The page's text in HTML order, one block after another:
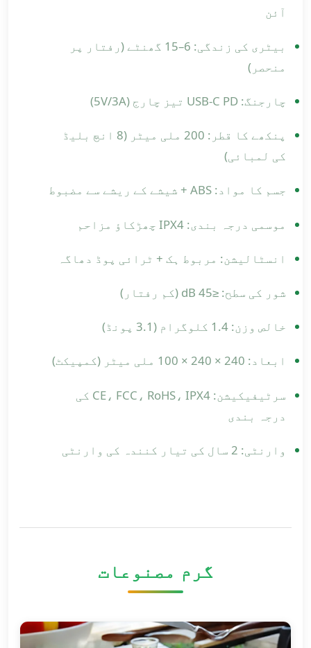
آئن
بیٹری کی زندگی: 6–15 گھنٹے (رفتار پر
منحصر)
چارجنگ: USB-C PD تیز چارج (5V/3A)
پنکھے کا قطر: 200 ملی میٹر (8 انچ بلیڈ
کی لمبائی)
جسم کا مواد: ABS + شیشے کے ریشے سے مضبوط
موسمی درجہ بندی: IPX4 چھڑکاؤ مزاحم
انسٹالیشن: مربوط ہک + ٹرائی پوڈ دھاگہ
شور کی سطح: ≤45 dB (کم رفتار)
خالص وزن: 1.4 کلوگرام (3.1 پونڈ)
ابعاد: 240 × 240 × 100 ملی میٹر (کمپیکٹ)
سرٹیفیکیشن: CE، FCC، RoHS، IPX4 کی
درجہ بندی
وارنٹی: 2 سال کی تیار کنندہ کی وارنٹی
گرم مصنوعات